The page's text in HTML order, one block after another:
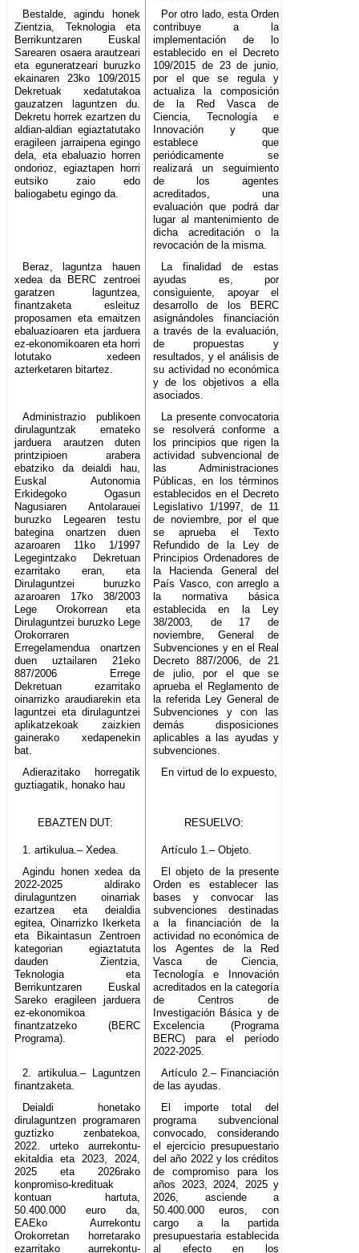
Bestalde, agindu honek
Zientzia, Teknologia eta
Berrikuntzaren Euskal
Sarearen osaera arautzeari
eta eguneratzeari buruzko
ekainaren 23ko 109/2015
Dekretuak xedatutakoa
gauzatzen laguntzen du.
Dekretu horrek ezartzen du
aldian-aldian egiaztatutako
eragileen jarraipena egingo
dela, eta ebaluazio horren
ondorioz, egiaztapen horri
eutsiko zaio edo
baliogabetu egingo da.
Por otro lado, esta Orden
contribuye a la
implementación de lo
establecido en el Decreto
109/2015 de 23 de junio,
por el que se regula y
actualiza la composición
de la Red Vasca de
Ciencia, Tecnología e
Innovación y que
establece que
periódicamente se
realizará un seguimiento
de los agentes
acreditados, una
evaluación que podrá dar
lugar al mantenimiento de
dicha acreditación o la
revocación de la misma.
Beraz, laguntza hauen
xedea da BERC zentroei
garatzen laguntzea,
finantzaketa esleituz
proposamen eta emaitzen
ebaluazioaren eta jarduera
ez-ekonomikoaren eta horri
lotutako xedeen
azterketaren bitartez.
La finalidad de estas
ayudas es, por
consiguiente, apoyar el
desarrollo de los BERC
asignándoles financiación
a través de la evaluación,
de propuestas y
resultados, y el análisis de
su actividad no económica
y de los objetivos a ella
asociados.
Administrazio publikoen
dirulaguntzak emateko
jarduera arautzen duten
printzipioen arabera
ebatziko da deialdi hau,
Euskal Autonomia
Erkidegoko Ogasun
Nagusiaren Antolarauei
buruzko Legearen testu
bategina onartzen duen
azaroaren 11ko 1/1997
Legegintzako Dekretuan
ezarritako eran, eta
Dirulaguntzei buruzko
azaroaren 17ko 38/2003
Lege Orokorrean eta
Dirulaguntzei buruzko Lege
Orokorraren
Erregelamendua onartzen
duen uztailaren 21eko
887/2006 Errege
Dekretuan ezarritako
oinarrizko araudiarekin eta
laguntzei eta dirulaguntzei
aplikatzekoak zaizkien
gainerako xedapenekin
bat.
La presente convocatoria
se resolverá conforme a
los principios que rigen la
actividad subvencional de
las Administraciones
Públicas, en los términos
establecidos en el Decreto
Legislativo 1/1997, de 11
de noviembre, por el que
se aprueba el Texto
Refundido de la Ley de
Principios Ordenadores de
la Hacienda General del
País Vasco, con arreglo a
la normativa básica
establecida en la Ley
38/2003, de 17 de
noviembre, General de
Subvenciones y en el Real
Decreto 887/2006, de 21
de julio, por el que se
aprueba el Reglamento de
la referida Ley General de
Subvenciones y con las
demás disposiciones
aplicables a las ayudas y
subvenciones.
Adierazitako horregatik
guztiagatik, honako hau
En virtud de lo expuesto,
EBAZTEN DUT: RESUELVO:
1. artikulua.– Xedea.
Artículo 1.– Objeto.
Agindu honen xedea da
2022-2025 aldirako
dirulaguntzen oinarriak
ezartzea eta deialdia
egitea, Oinarrizko Ikerketa
eta Bikaintasun Zentroen
kategorian egiaztatuta
dauden Zientzia,
Teknologia eta
Berrikuntzaren Euskal
Sareko eragileen jarduera
ez-ekonomikoa
finantzatzeko (BERC
Programa).
El objeto de la presente
Orden es establecer las
bases y convocar las
subvenciones destinadas
a la financiación de la
actividad no económica de
los Agentes de la Red
Vasca de Ciencia,
Tecnología e Innovación
acreditados en la categoría
de Centros de
Investigación Básica y de
Excelencia (Programa
BERC) para el período
2022-2025.
2. artikulua.– Laguntzen
finantzaketa.
Artículo 2.– Financiación
de las ayudas.
Deialdi honetako
dirulaguntzen programaren
guztizko zenbatekoa,
2022. urteko aurrekontu-
ekitaldia eta 2023, 2024,
2025 eta 2026rako
konpromiso-kredituak
kontuan hartuta,
50.400.000 euro da,
EAEko Aurrekontu
Orokorretan horretarako
ezarritako aurrekontu-
El importe total del
programa subvencional
convocado, considerando
el ejercicio presupuestario
del año 2022 y los créditos
de compromiso para los
años 2023, 2024, 2025 y
2026, asciende a
50.400.000 euros, con
cargo a la partida
presupuestaria establecida
al efecto en los